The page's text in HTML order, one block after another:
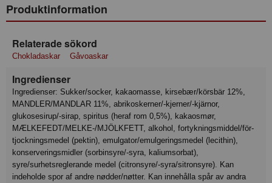
Produktinformation
Relaterade sökord
Chokladaskar Gåvoaskar
Ingredienser
Ingredienser: Sukker/socker, kakaomasse, kirsebær/körsbär 12%,
MANDLER/MANDLAR 11%, abrikoskerner/-kjerner/-kjärnor,
glukosesirup/-sirap, spiritus (heraf rom 0,5%), kakaosmør,
MÆLKEFEDT/MELKE-/MJÖLKFETT, alkohol, fortykningsmiddel/för-
tjockningsmedel (pektin), emulgator/emulgeringsmedel (lecithin),
konserveringsmidler (sorbinsyre/-syra, kaliumsorbat),
syre/surhetsreglerande medel (citronsyre/-syra/sitronsyre). Kan
indeholde spor af andre nødder/nøtter. Kan innehålla spår av andra